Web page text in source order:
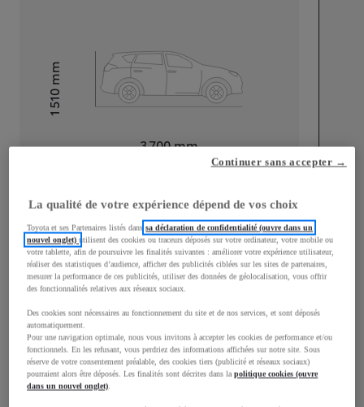
3 700mm
Hauteur1 510
mm
Largeur
1 740mm
Consommation mixte
Émissions CO2 87g/km
La qualité de votre expérience dépend de vos choix
Toyota et ses Partenaires listés danssa déclaration de confidentialité (ouvre dans un
nouvel onglet)utilisent des cookies ou traceurs déposés sur votre ordinateur, votre mobile ou
votre tablette, afin de poursuivre les finalités suivantes : améliorer votre expérience utilisateur,
réaliser des statistiques d’audience, afficher des publicités ciblées sur les sites de partenaires,
mesurer la performance de ces publicités, utiliser des données de géolocalisation, vous offrir
des fonctionnalités relatives aux réseaux sociaux.
Des cookies sont nécessaires au fonctionnement du site et de nos services, et sont déposés
automatiquement.
Pour une navigation optimale, nous vous invitons à accepter les cookies de performance et/ou
fonctionnels. En les refusant, vous perdriez des informations affichées sur notre site. Sous
réserve de votre consentement préalable, des cookies tiers (publicité et réseaux sociaux)
pourraient alors être déposés. Les finalités sont décrites dans lapolitique cookies (ouvre
dans un nouvel onglet).
Continuer sans accepter →